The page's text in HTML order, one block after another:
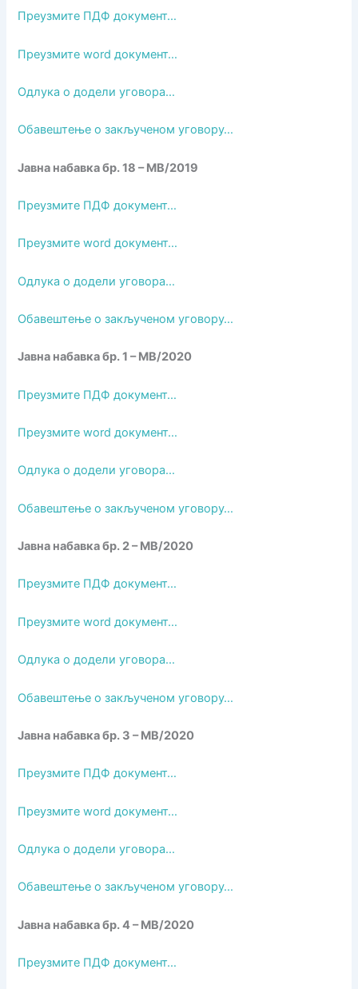
Преузмите ПДФ документ…
Преузмите word документ…
Одлука о додели уговора…
Обавештење о закљученом уговору…
Јавна набавка бр. 18 – МВ/2019
Преузмите ПДФ документ…
Преузмите word документ…
Одлука о додели уговора…
Обавештење о закљученом уговору…
Јавна набавка бр. 1 – МВ/2020
Преузмите ПДФ документ…
Преузмите word документ…
Одлука о додели уговора…
Обавештење о закљученом уговору…
Јавна набавка бр. 2 – МВ/2020
Преузмите ПДФ документ…
Преузмите word документ…
Одлука о додели уговора…
Обавештење о закљученом уговору…
Јавна набавка бр. 3 – МВ/2020
Преузмите ПДФ документ…
Преузмите word документ…
Одлука о додели уговора…
Обавештење о закљученом уговору…
Јавна набавка бр. 4 – МВ/2020
Преузмите ПДФ документ…